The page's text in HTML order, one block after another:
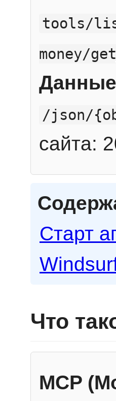
tools/
money/
/json/
сайта:
Старт
Что
MCP